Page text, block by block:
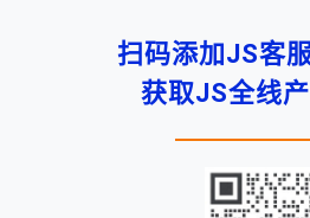
扫码添加JS客
获取JS全线